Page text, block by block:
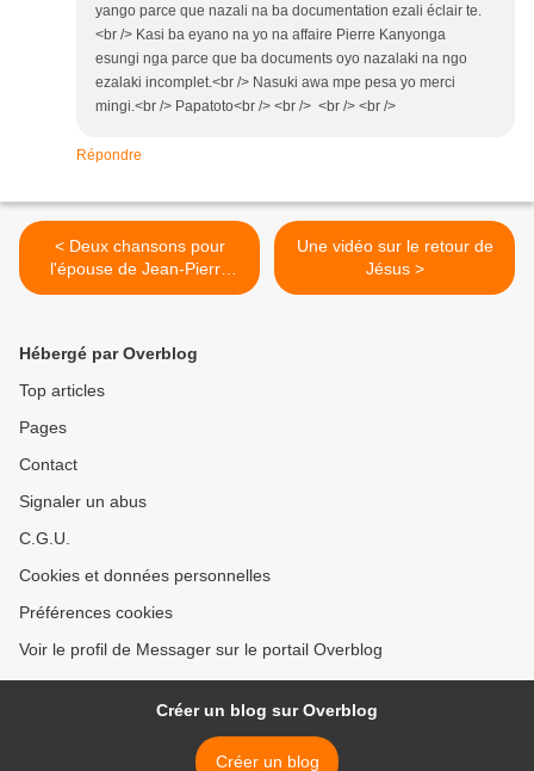
yango parce que nazali na ba documentation ezali éclair te.
<br /> Kasi ba eyano na yo na affaire Pierre Kanyonga
esungi nga parce que ba documents oyo nazalaki na ngo
ezalaki incomplet.<br /> Nasuki awa mpe pesa yo merci
mingi.<br /> Papatoto<br /> <br /> <br /> <br />
Répondre
< Deux chansons pour
l'épouse de Jean-Pierre
Mukoko
Une vidéo sur le retour de
Jésus >
Hébergé par Overblog
Top articles
Pages
Contact
Signaler un abus
C.G.U.
Cookies et données personnelles
Préférences cookies
Voir le profil de Messager sur le portail Overblog
Créer un blog sur Overblog
Créer un blog